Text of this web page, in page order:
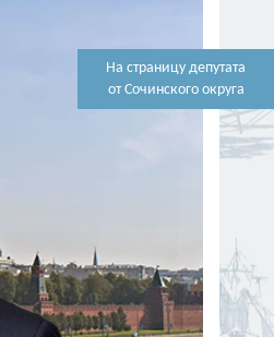
На страницу депутата
от Сочинского округа